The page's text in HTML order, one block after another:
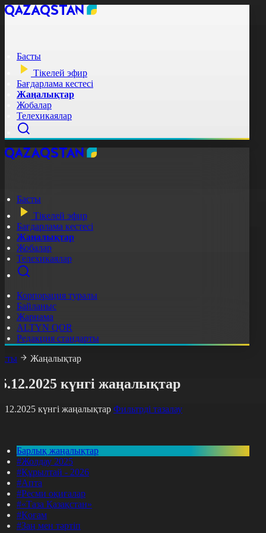
Басты
Тікелей эфир
Бағдарлама кестесі
Жаңалықтар
Жобалар
Телехикаялар
Басты
Тікелей эфир
Бағдарлама кестесі
Жаңалықтар
Жобалар
Телехикаялар
Корпорация туралы
Байланыс
Жарнама
ALTYN QOR
Редакция стандарты
Жаңалықтар
күнгі жаңалықтар
күнгі жаңалықтар Фильтрді тазалау
Барлық жаңалықтар
#Жолдау 2025
#Құрылтай - 2026
#Апта
#Ресми оқиғалар
#«Таза Қазақстан»
#Қоғам
#Заң мен тәртіп